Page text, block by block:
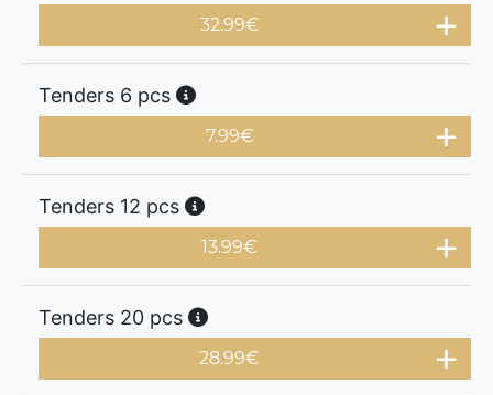
32.99€
Tenders 6 pcs
7.99€
Tenders 12 pcs
13.99€
Tenders 20 pcs
28.99€